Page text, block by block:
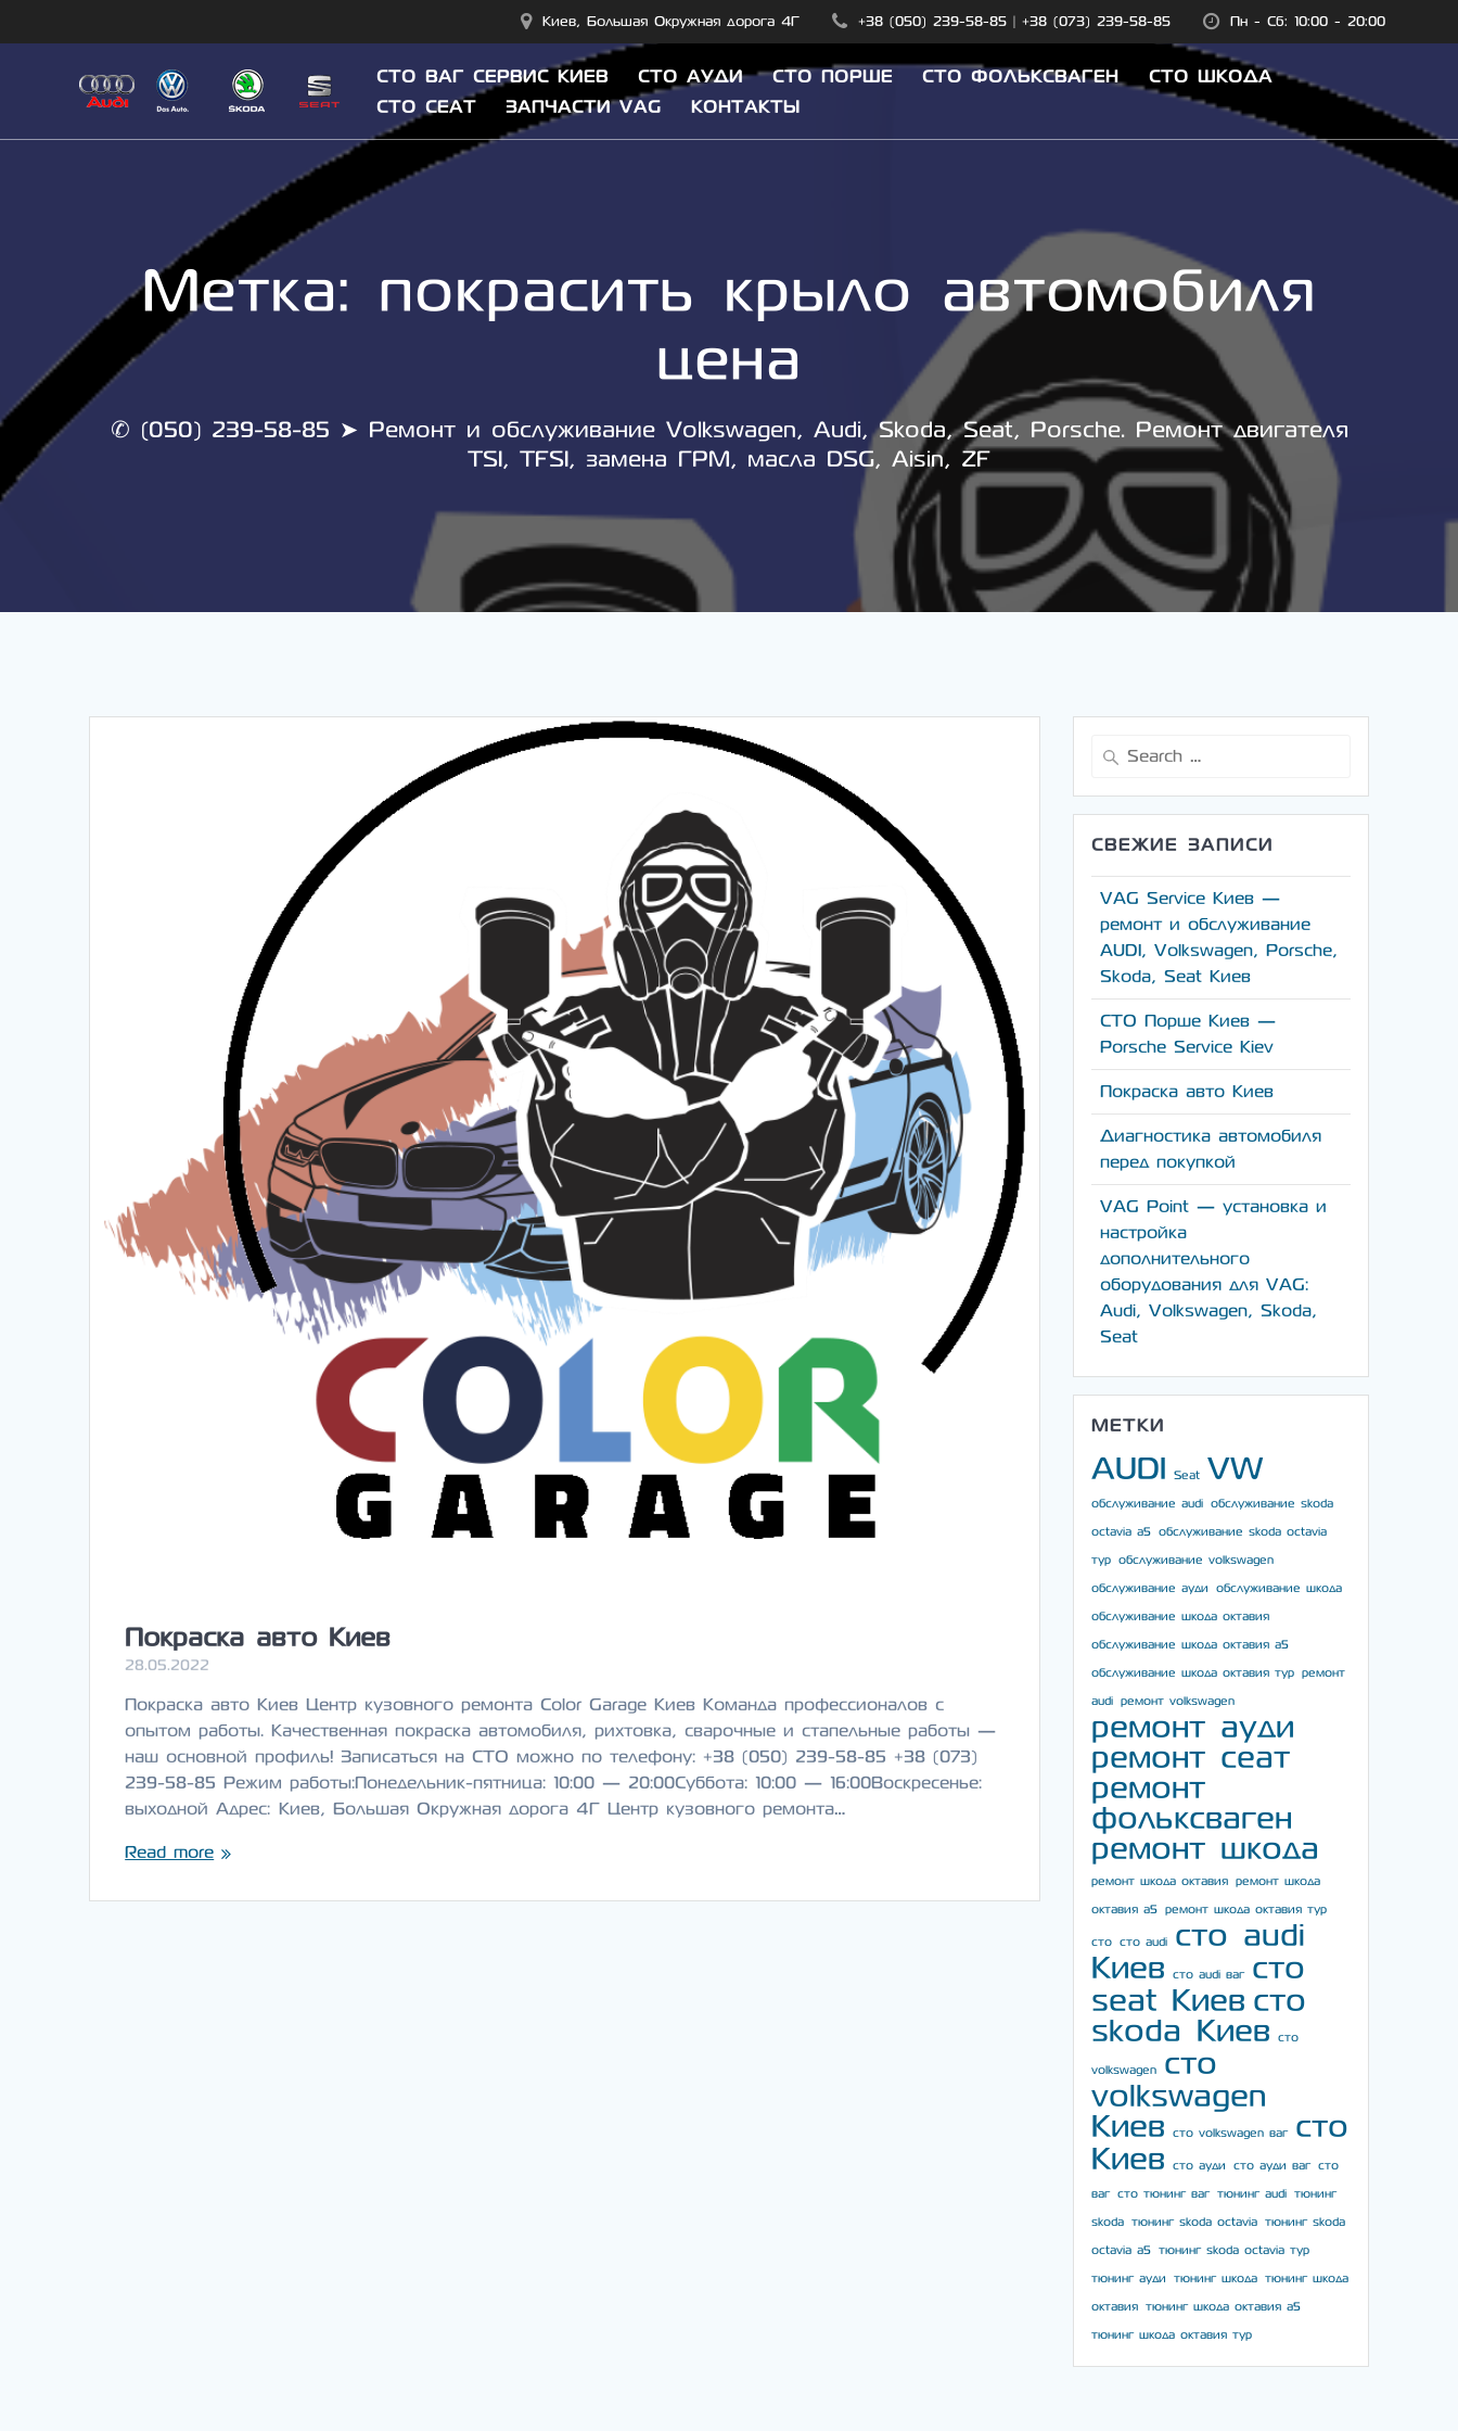
Киев, Большая Окружная дорога 4Г +38 (050) 239-58-85| +38 (073) 239-58-85 Пн - Сб: 10:00 - 20:00
СТО ВАГ СЕРВИС КИЕВ СТО АУДИ СТО ПОРШЕ СТО ФОЛЬКСВАГЕН
СТО ШКОДА
СТО СЕАТ
ЗАПЧАСТИ VAG КОНТАКТЫ
Метка: покрасить крыло автомобиля
цена
✆ (050) 239-58-85 ➤ Ремонт и обслуживание Volkswagen, Audi, Skoda, Seat, Porsche. Ремонт двигателя
TSI, TFSI, замена ГРМ, масла DSG, Aisin, ZF
Покраска авто Киев
28.05.2022
Покраска авто Киев Центр кузовного ремонта Color Garage Киев Команда профессионалов с
опытом работы. Качественная покраска автомобиля, рихтовка, сварочные и стапельные работы —
наш основной профиль! Записаться на СТО можно по телефону: +38 (050) 239-58-85 +38 (073)
239-58-85 Режим работы:Понедельник-пятница: 10:00 — 20:00Суббота: 10:00 — 16:00Воскресенье:
выходной Адрес: Киев, Большая Окружная дорога 4Г Центр кузовного ремонта…
Read more
Search
СВЕЖИЕ ЗАПИСИ
VAG Service Киев —
ремонт и обслуживание
AUDI, Volkswagen, Porsche,
Skoda, Seat Киев
СТО Порше Киев —
Porsche Service Kiev
Покраска авто Киев
Диагностика автомобиля
перед покупкой
VAG Point — установка и
настройка
дополнительного
оборудования для VAG:
Audi, Volkswagen, Skoda,
Seat
МЕТКИ
AUDI Seat VW
обслуживание audi обслуживание skoda
octavia a5 обслуживание skoda octavia
тур обслуживание volkswagen
обслуживание ауди обслуживание шкода
обслуживание шкода октавия
обслуживание шкода октавия а5
обслуживание шкода октавия тур ремонт
audi ремонт volkswagen
ремонт ауди
ремонт сеат
ремонт
фольксваген
ремонт шкода
ремонт шкода октавия ремонт шкода
октавия а5 ремонт шкода октавия тур
сто сто audi
сто audi
Киев
сто audi ваг
сто
seat Киев сто
skoda Киев
сто
volkswagen
сто
volkswagen
Киев
сто volkswagen ваг
сто
Киев
сто ауди сто ауди ваг сто
ваг сто тюнинг ваг тюнинг audi тюнинг
skoda тюнинг skoda octavia тюнинг skoda
octavia a5 тюнинг skoda octavia тур
тюнинг ауди тюнинг шкода тюнинг шкода
октавия тюнинг шкода октавия а5
тюнинг шкода октавия тур